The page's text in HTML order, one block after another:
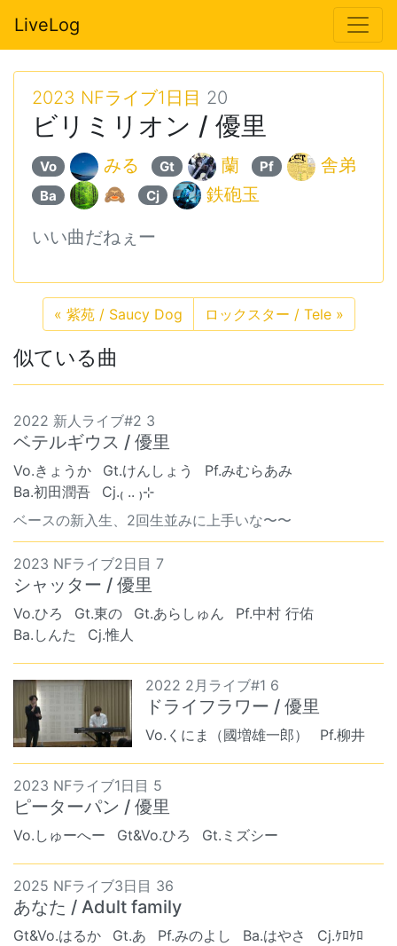
LiveLog
2023 NFライブ1日目 20
ビリミリオン / 優里
Vo みる Gt 蘭 Pf 舎弟
Ba 🙈 Cj 鉄砲玉
いい曲だねぇー
« 紫苑 / Saucy Dog ロックスター / Tele »
似ている曲
2022 新人ライブ#2 3
ベテルギウス / 優里
Vo.きょうか Gt.けんしょう
Pf.みむらあみ
Ba.初田潤吾
Cj.₍ .. ₎⊹
ベースの新入生、2回生並みに上手いな〜〜
2023 NFライブ2日目 7
シャッター / 優里
Vo.ひろ Gt.東の Gt.あらしゅん
Pf.中村 行佑
Ba.しんた
Cj.惟人
2022 2月ライブ#1 6
ドライフラワー / 優里
Vo.くにま（國増雄一郎） Pf.柳井
2023 NFライブ1日目 5
ピーターパン / 優里
Vo.しゅーへー Gt&Vo.ひろ Gt.ミズシー
2025 NFライブ3日目 36
あなた / Adult family
Gt&Vo.はるか Gt.あ Pf.みのよし Ba.はやさ
Cj.ｹﾛｹﾛ